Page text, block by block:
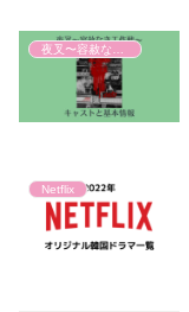
夜叉〜容赦なき工作戦〜
Netflix